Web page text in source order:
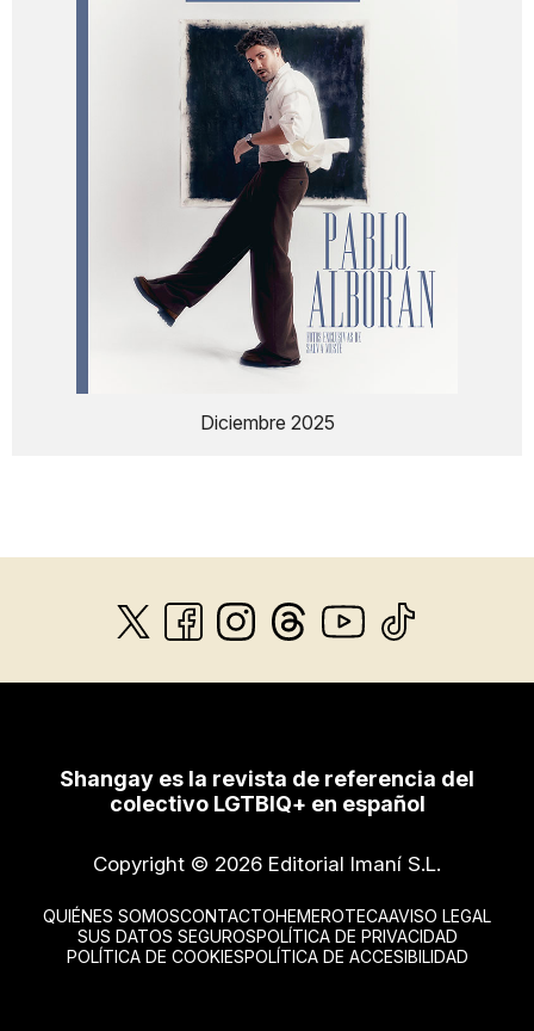
Diciembre 2025
Shangay es la revista de referencia del
colectivo LGTBIQ+ en español
Copyright © 2026 Editorial Imaní S.L.
QUIÉNES SOMOSCONTACTOHEMEROTECAAVISO LEGAL
SUS DATOS SEGUROSPOLÍTICA DE PRIVACIDAD
POLÍTICA DE COOKIESPOLÍTICA DE ACCESIBILIDAD